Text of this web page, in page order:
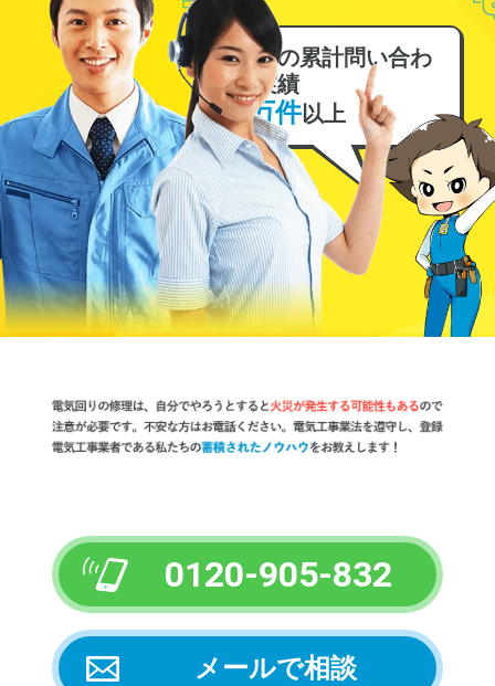
電気の累計問い合わ
せ実績
6万件以上
0120-905-832
メールで相談